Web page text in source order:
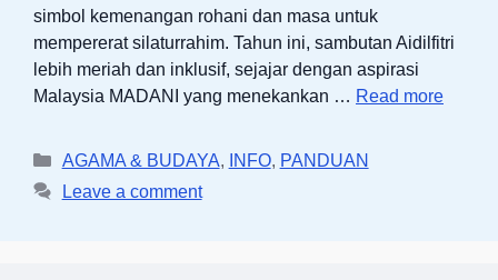
simbol kemenangan rohani dan masa untuk
mempererat silaturrahim. Tahun ini, sambutan Aidilfitri
lebih meriah dan inklusif, sejajar dengan aspirasi
Malaysia MADANI yang menekankan … Read more
Categories
AGAMA & BUDAYA, INFO, PANDUAN
Leave a comment